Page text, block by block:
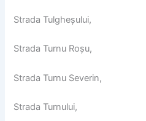
Strada Tulgheșului,
Strada Turnu Roșu,
Strada Turnu Severin,
Strada Turnului,